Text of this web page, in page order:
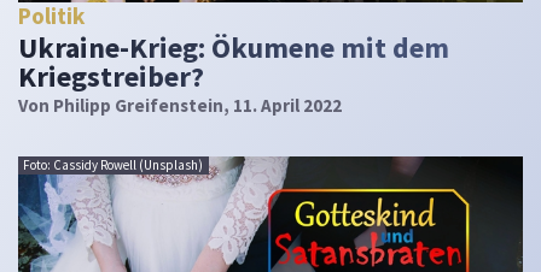
Politik
Ukraine-Krieg: Ökumene mit dem
Kriegstreiber?
Von Philipp Greifenstein, 11. April 2022
Foto: Cassidy Rowell (Unsplash)